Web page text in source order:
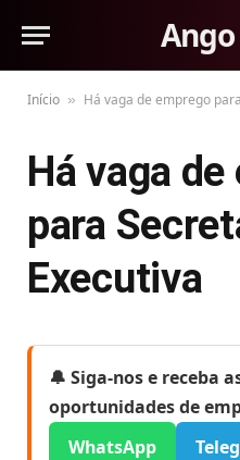
Início » Há vaga de emprego
Há vaga
para
Executiva
🔔 Siga-nos e receba
oportunidades de
WhatsApp